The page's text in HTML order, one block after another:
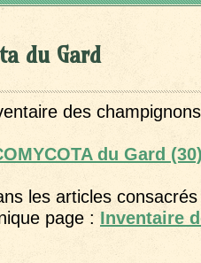
du Gard
des
du Gard (30)
les articles
page : Inventaire